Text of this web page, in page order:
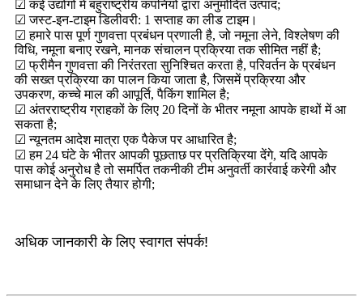
☑ कई उद्योगों में बहुराष्ट्रीय कंपनियों द्वारा अनुमोदित उत्पाद;
☑ जस्ट-इन-टाइम डिलीवरी: 1 सप्ताह का लीड टाइम।
☑ हमारे पास पूर्ण गुणवत्ता प्रबंधन प्रणाली है, जो नमूना लेने, विश्लेषण की
विधि, नमूना बनाए रखने, मानक संचालन प्रक्रिया तक सीमित नहीं है;
☑ फ्रीमैन गुणवत्ता की निरंतरता सुनिश्चित करता है, परिवर्तन के प्रबंधन
की सख्त प्रक्रिया का पालन किया जाता है, जिसमें प्रक्रिया और
उपकरण, कच्चे माल की आपूर्ति, पैकिंग शामिल है;
☑ अंतरराष्ट्रीय ग्राहकों के लिए 20 दिनों के भीतर नमूना आपके हाथों में आ
सकता है;
☑ न्यूनतम आदेश मात्रा एक पैकेज पर आधारित है;
☑ हम 24 घंटे के भीतर आपकी पूछताछ पर प्रतिक्रिया देंगे, यदि आपके
पास कोई अनुरोध है तो समर्पित तकनीकी टीम अनुवर्ती कार्रवाई करेगी और
समाधान देने के लिए तैयार होगी;
अधिक जानकारी के लिए स्वागत संपर्क!